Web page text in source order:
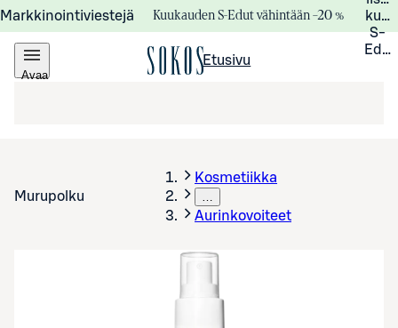
Markkinointiviestejä Kuukauden S-Edut vähintään –20 %
S-
Avaa
Etusivu
Murupolku
Kosmetiikka
…
Aurinkovoiteet